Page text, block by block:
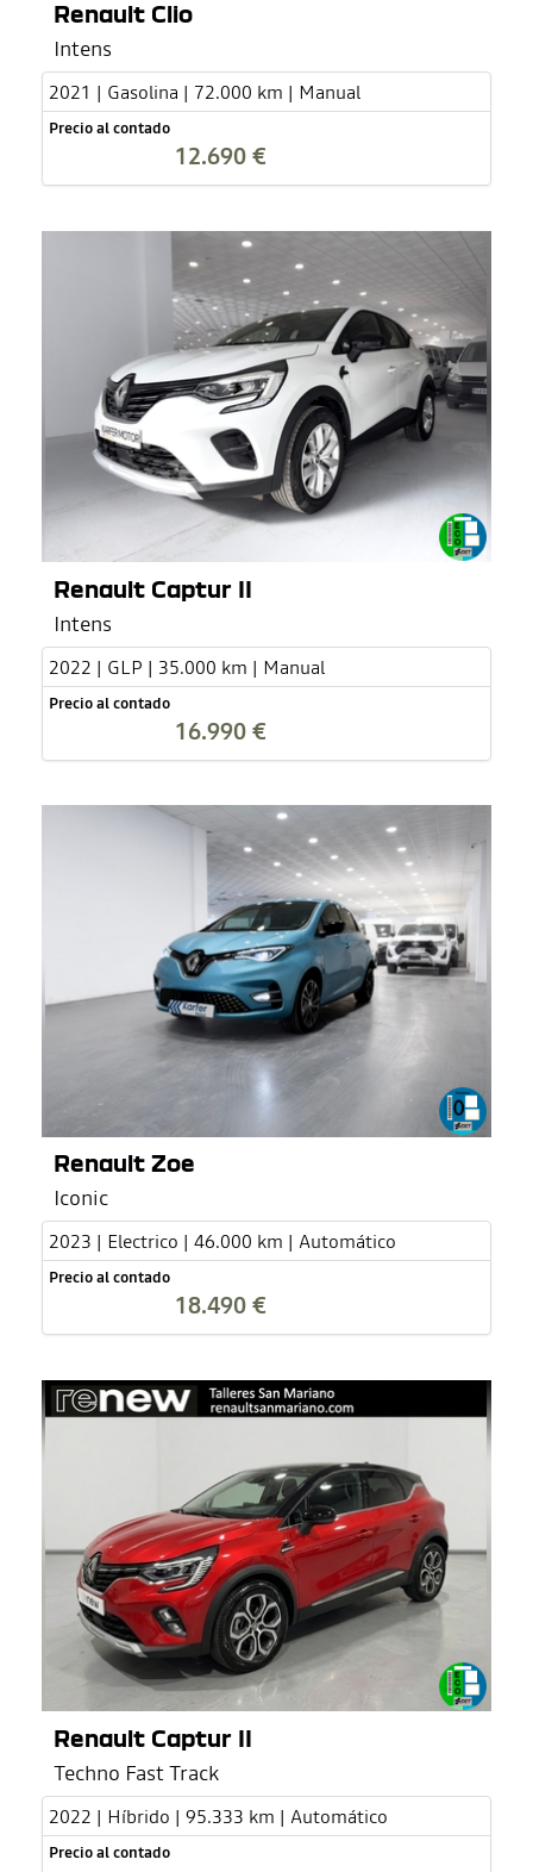
Renault Clio
Intens
2021 | Gasolina | 72.000 km | Manual
Precio al contado
12.690 €
Renault Captur II
Intens
2022 | GLP | 35.000 km | Manual
Precio al contado
16.990 €
Renault Zoe
Iconic
2023 | Electrico | 46.000 km | Automático
Precio al contado
18.490 €
Renault Captur II
Techno Fast Track
2022 | Híbrido | 95.333 km | Automático
Precio al contado